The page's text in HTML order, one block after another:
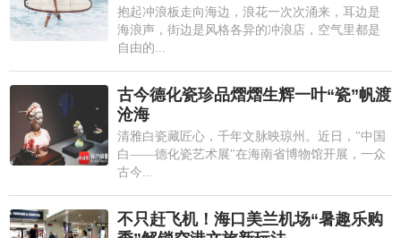
抱起冲浪板走向海边，浪花一次次涌来，耳边是
海浪声，街边是风格各异的冲浪店，空气里都是
自由的...
古今德化瓷珍品熠熠生辉一叶“瓷”帆渡
沧海
清雅白瓷藏匠心，千年文脉映琼州。近日，"中国
白——德化瓷艺术展"在海南省博物馆开展，一众
古今...
不只赶飞机！海口美兰机场“暑趣乐购